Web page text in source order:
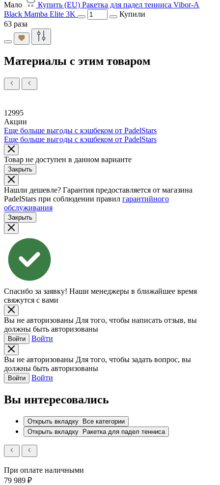
Мало
Купить (EU) Ракетка для падел тенниса Vibor-A
Black Mamba Elite 3K
Купили
63 раза
Материалы с этим товаром
12995
Акции
Еще больше выгоды с кэшбеком от PadelStars
Еще больше выгоды с кэшбеком от PadelStars
Товар не доступен в данном варианте
Закрыть
Нашли дешевле? Гарантия предоставляется от магазина
PadelStars при соблюдении правил гарантийного
обслуживания
Закрыть
Спасибо за заявку! Наши менеджеры в ближайшее время
свяжутся с вами
Вы не авторизованы Для того, чтобы написать отзыв, вы
должны быть авторизованы
Войти Войти
Вы не авторизованы Для того, чтобы задать вопрос, вы
должны быть авторизованы
Войти Войти
Вы интересовались
Открыть вкладку
Все категории
Открыть вкладку
Ракетка для падел тенниса
При оплате наличными
79 989 ₽